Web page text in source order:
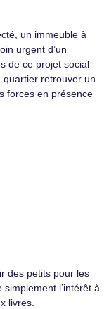
un immeuble à
urgent d’un
de ce projet social
retrouver un
forces en présence
des petits pour les
l’intérêt à
livres.